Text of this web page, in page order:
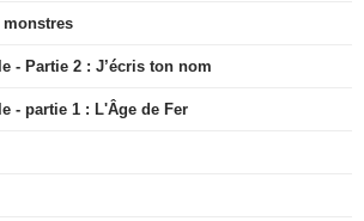
monstres
- Partie 2 : J’écris ton nom
- partie 1 : L'Âge de Fer